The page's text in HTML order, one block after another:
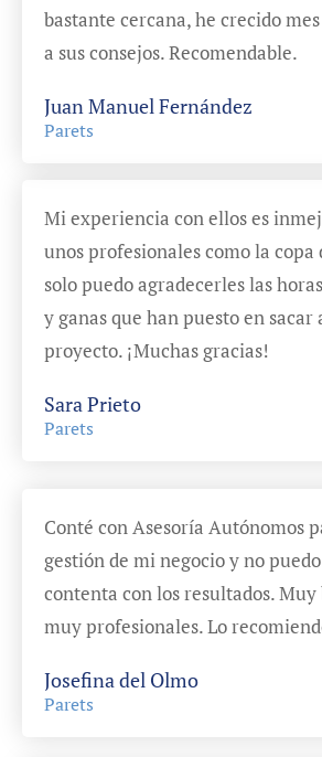
bastante cercana, he crecido
a sus consejos. Recomendable.
Juan Manuel Fernández
Parets
Mi experiencia con ellos es
unos profesionales como la copa
solo puedo agradecerles las
y ganas que han puesto en
proyecto. ¡Muchas gracias!
Sara Prieto
Parets
Conté con Asesoría Autónomos
gestión de mi negocio y no
contenta con los resultados.
muy profesionales. Lo
Josefina del Olmo
Parets